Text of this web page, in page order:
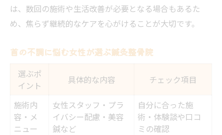
は、数回の施術や生活改善が必要となる場合もあるた
め、焦らず継続的なケアを心がけることが大切です。
首の不調に悩む女性が選ぶ鍼灸整骨院
選ぶポ
イント
具体的な内容 チェック項目
施術内
容・メ
ニュー
女性スタッフ・プラ
イバシー配慮・美容
鍼など
自分に合った施
術・体験談や口コ
ミの確認